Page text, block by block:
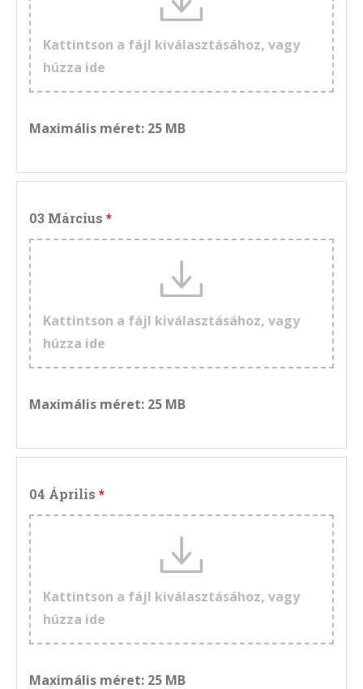
Kattintson a fájl kiválasztásához, vagy
húzza ide
Maximális méret: 25 MB
03 Március
Kattintson a fájl kiválasztásához, vagy
húzza ide
Maximális méret: 25 MB
04 Április
Kattintson a fájl kiválasztásához, vagy
húzza ide
Maximális méret: 25 MB